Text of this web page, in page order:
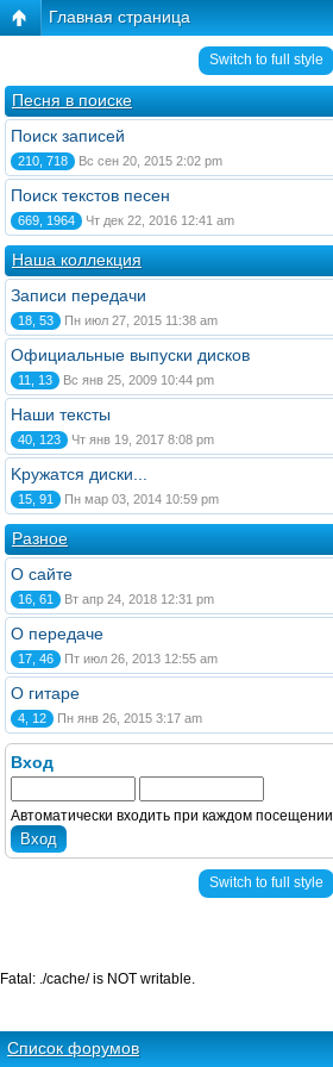
Главная страница
Switch to full style
Песня в поиске
Поиск записей
210, 718 Вс сен 20, 2015 2:02 pm
Поиск текстов песен
669, 1964 Чт дек 22, 2016 12:41 am
Наша коллекция
Записи передачи
18, 53 Пн июл 27, 2015 11:38 am
Официальные выпуски дисков
11, 13 Вс янв 25, 2009 10:44 pm
Наши тексты
40, 123 Чт янв 19, 2017 8:08 pm
Kружатся диски...
15, 91 Пн мар 03, 2014 10:59 pm
Разное
О сайте
16, 61 Вт апр 24, 2018 12:31 pm
О передаче
17, 46 Пт июл 26, 2013 12:55 am
О гитаре
4, 12 Пн янв 26, 2015 3:17 am
Вход
Автоматически входить при каждом посещении
Switch to full style
Список форумов
Fatal: ./cache/ is NOT writable.